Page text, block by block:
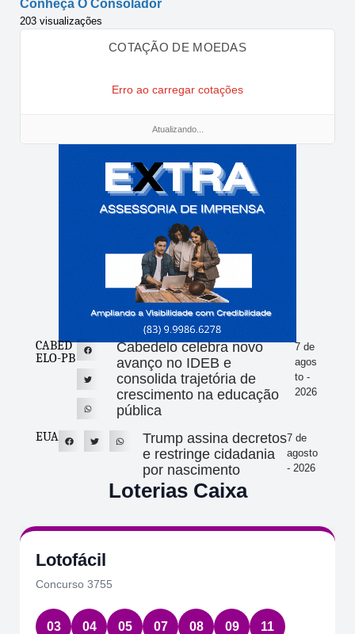
Conheça O Consolador
203 visualizações
COTAÇÃO DE MOEDAS
Erro ao carregar cotações
Atualizando...
CABED
ELO-PB
Cabedelo celebra novo
avanço no IDEB e
consolida trajetória de
crescimento na educação
pública
7 de
agos
to -
2026
EUA
Trump assina decretos
e restringe cidadania
por nascimento
7 de
agosto
- 2026
Loterias Caixa
Lotofácil
Concurso 3755
03 04 05 07 08 09 11